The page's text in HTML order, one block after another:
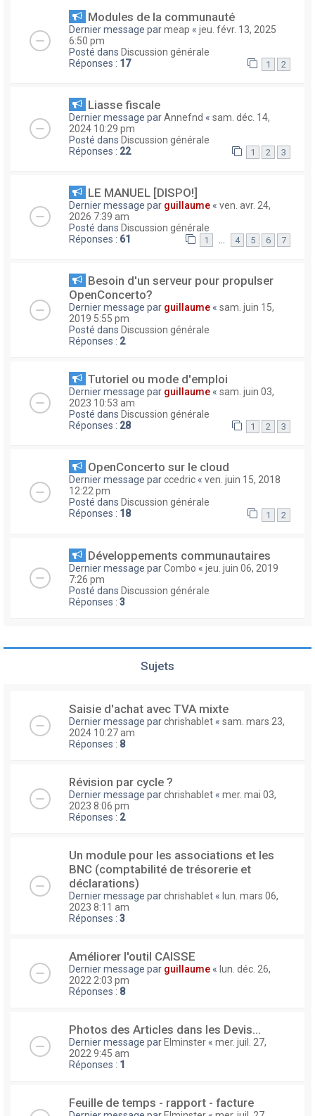
Modules de la communauté
Dernier message parmeap « jeu. févr. 13, 2025
6:50 pm
Posté dans Discussion générale
Réponses : 17 1 2
Liasse fiscale
Dernier message parAnnefnd « sam. déc. 14,
2024 10:29 pm
Posté dans Discussion générale
Réponses : 22 1 2 3
LE MANUEL [DISPO!]
Dernier message par guillaume « ven. avr. 24,
2026 7:39 am
Posté dans Discussion générale
Réponses : 61 1 … 4 5 6 7
Besoin d'un serveur pour propulser
OpenConcerto?
Dernier message par guillaume « sam. juin 15,
2019 5:55 pm
Posté dans Discussion générale
Réponses : 2
Tutoriel ou mode d'emploi
Dernier message par guillaume « sam. juin 03,
2023 10:53 am
Posté dans Discussion générale
Réponses : 28 1 2 3
OpenConcerto sur le cloud
Dernier message parccedric « ven. juin 15, 2018
12:22 pm
Posté dans Discussion générale
Réponses : 18 1 2
Développements communautaires
Dernier message parCombo « jeu. juin 06, 2019
7:26 pm
Posté dans Discussion générale
Réponses : 3
Sujets
Saisie d'achat avec TVA mixte
Dernier message parchrishablet « sam. mars 23,
2024 10:27 am
Réponses : 8
Révision par cycle ?
Dernier message parchrishablet « mer. mai 03,
2023 8:06 pm
Réponses : 2
Un module pour les associations et les
BNC (comptabilité de trésorerie et
déclarations)
Dernier message parchrishablet « lun. mars 06,
2023 8:11 am
Réponses : 3
Améliorer l'outil CAISSE
Dernier message par guillaume « lun. déc. 26,
2022 2:03 pm
Réponses : 8
Photos des Articles dans les Devis...
Dernier message parElminster « mer. juil. 27,
2022 9:45 am
Réponses : 1
Feuille de temps - rapport - facture